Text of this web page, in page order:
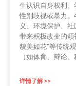
生认识自身权利
性别歧视或暴力
义、环境保护、
带来积极改变的领
貌美如花”等传统
（如体育、辩论
详情了解 >>